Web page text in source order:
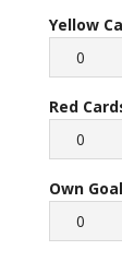
Yellow
0
Red
0
Own
0